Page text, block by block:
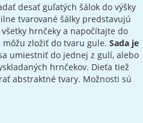
desať guľatých šálok do výšky
tvarované šálky predstavujú
hrnčeky a napočítajte do
zložiť do tvaru gule. Sada je
umiestniť do jednej z gulí, alebo
hrnčekov. Dieťa tiež
abstraktné tvary. Možnosti sú